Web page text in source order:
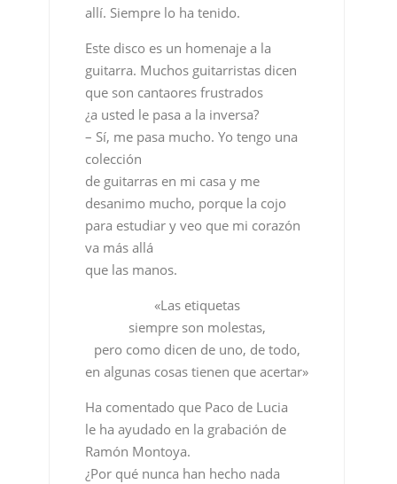
allí. Siempre lo ha tenido.
Este disco es un homenaje a la
guitarra. Muchos guitarristas dicen
que son cantaores frustrados
¿a usted le pasa a la inversa?
– Sí, me pasa mucho. Yo tengo una
colección
de guitarras en mi casa y me
desanimo mucho, porque la cojo
para estudiar y veo que mi corazón
va más allá
que las manos.
«Las etiquetas
siempre son molestas,
pero como dicen de uno, de todo,
en algunas cosas tienen que acertar»
Ha comentado que Paco de Lucia
le ha ayudado en la grabación de
Ramón Montoya.
¿Por qué nunca han hecho nada